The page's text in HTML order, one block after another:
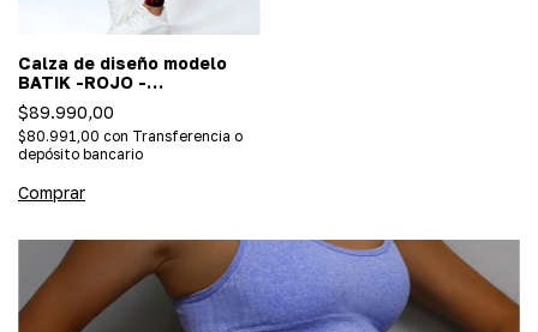
Calza de diseño modelo
BATIK -ROJO -
(Importada/efecto push
up)
$89.990,00
$80.991,00 con Transferencia o
depósito bancario
Comprar